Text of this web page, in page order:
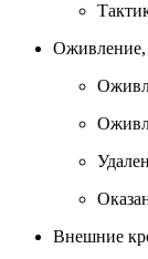
Оживление,
Внешние